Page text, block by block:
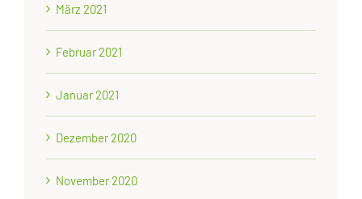
März 2021
Februar 2021
Januar 2021
Dezember 2020
November 2020